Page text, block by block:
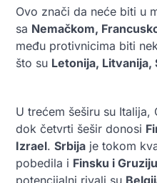
Ovo znači da neće biti u
sa Nemačkom,
među protivnicima biti
što su Letonija, Litvanija,
U trećem šeširu su Italija,
dok četvrti šešir donosi
Izrael. Srbija je tokom
pobedila i Finsku i Gruziju
potencijalni rivali su